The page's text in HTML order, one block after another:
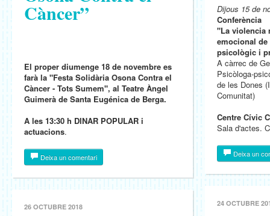
Càncer”
El proper diumenge 18 de novembre es
farà la "Festa Solidària Osona Contra el
Càncer - Tots Sumem", al Teatre Àngel
Guimerà de Santa Eugénica de Berga.
A les 13:30 h DINAR POPULAR i
actuacions.
Deixa un comentari
26 OCTUBRE 2018
Dijous 15 de
Conferència
"La violencia
emocional
psicològic i
A càrrec de
Psicòloga-
de les Dones
Comunitat)
Centre Cívic
Sala d'actes.
Deixa un
24 OCTUBRE